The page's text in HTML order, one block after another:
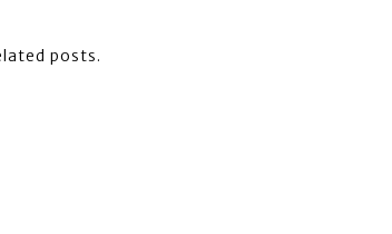
posts.